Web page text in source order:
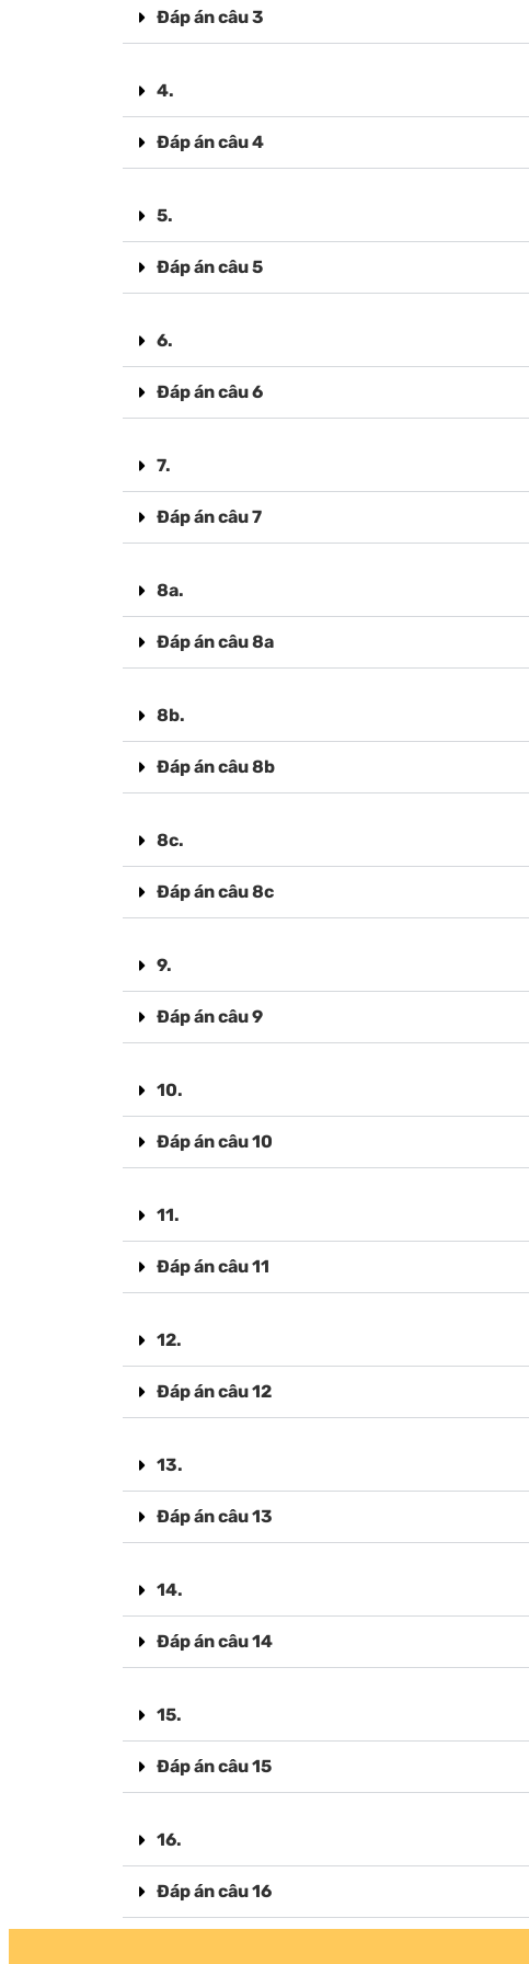
Đáp án câu 3
4.
Đáp án câu 4
5.
Đáp án câu 5
6.
Đáp án câu 6
7.
Đáp án câu 7
8a.
Đáp án câu 8a
8b.
Đáp án câu 8b
8c.
Đáp án câu 8c
9.
Đáp án câu 9
10.
Đáp án câu 10
11.
Đáp án câu 11
12.
Đáp án câu 12
13.
Đáp án câu 13
14.
Đáp án câu 14
15.
Đáp án câu 15
16.
Đáp án câu 16